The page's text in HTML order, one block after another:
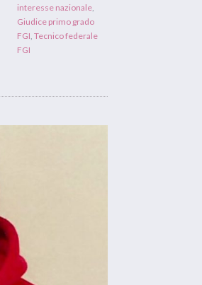
interesse nazionale,
Giudice primo grado
FGI,Tecnico federale
FGI